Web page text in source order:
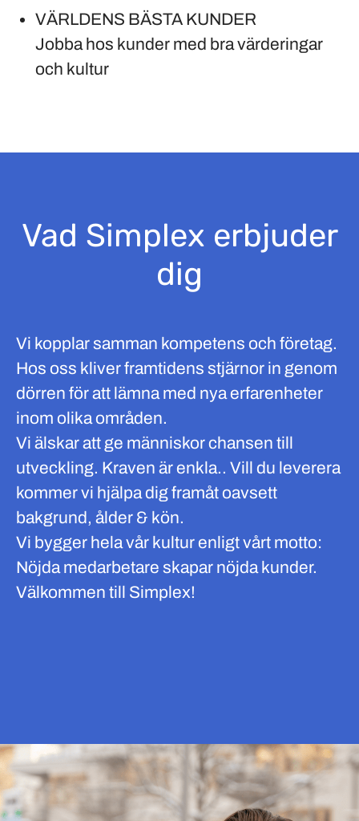
VÄRLDENS BÄSTA KUNDER
Jobba hos kunder med bra värderingar
och kultur
Vad Simplex erbjuder
dig
Vi kopplar samman kompetens och företag.
Hos oss kliver framtidens stjärnor in genom
dörren för att lämna med nya erfarenheter
inom olika områden.
Vi älskar att ge människor chansen till
utveckling. Kraven är enkla.. Vill du leverera
kommer vi hjälpa dig framåt oavsett
bakgrund, ålder & kön.
Vi bygger hela vår kultur enligt vårt motto:
Nöjda medarbetare skapar nöjda kunder.
Välkommen till Simplex!